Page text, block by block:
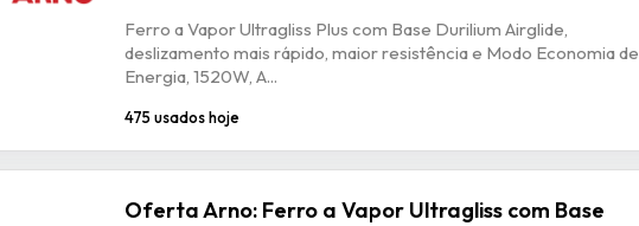
Ferro a Vapor Ultragliss Plus com Base Durilium Airglide,
deslizamento mais rápido, maior resistência e Modo Economia de
Energia, 1520W, A...
475 usados hoje
Oferta Arno: Ferro a Vapor Ultragliss com Base